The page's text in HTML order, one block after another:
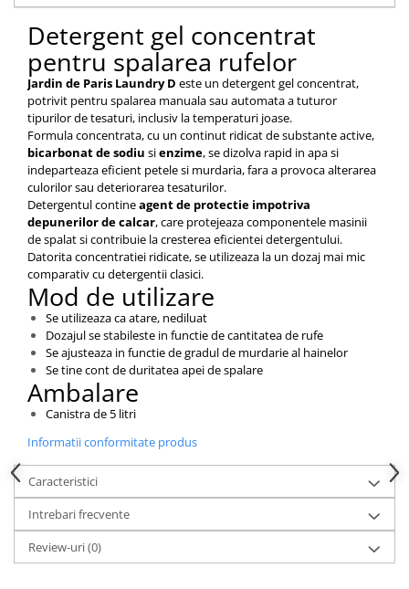
Detergent gel concentrat
pentru spalarea rufelor
Jardin de Paris Laundry D este un detergent gel concentrat,
potrivit pentru spalarea manuala sau automata a tuturor
tipurilor de tesaturi, inclusiv la temperaturi joase.
Formula concentrata, cu un continut ridicat de substante active,
bicarbonat de sodiu sienzime, se dizolva rapid in apa si
indeparteaza eficient petele si murdaria, fara a provoca alterarea
culorilor sau deteriorarea tesaturilor.
Detergentul contineagent de protectie impotriva
depunerilor de calcar, care protejeaza componentele masinii
de spalat si contribuie la cresterea eficientei detergentului.
Datorita concentratiei ridicate, se utilizeaza la un dozaj mai mic
comparativ cu detergentii clasici.
Mod de utilizare
Se utilizeaza ca atare, nediluat
Dozajul se stabileste in functie de cantitatea de rufe
Se ajusteaza in functie de gradul de murdarie al hainelor
Se tine cont de duritatea apei de spalare
Ambalare
Canistra de 5 litri
Informatii conformitate produs
Caracteristici
Intrebari frecvente
Review-uri(0)